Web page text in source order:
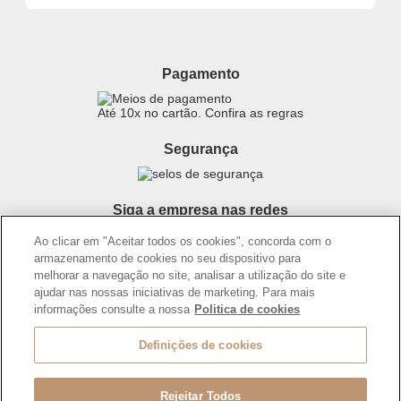
Preferências de Cookies
Consumidor.gov.br
Trocas e Devoluções
Carga Tributária
Produtos Masculinos
Teste do Tom de Base
Corpo e Banho
Encontre o Presente Ideal!
Beauty Week
Guia da Beleza Eudora
Pagamento
Até 10x no cartão. Confira as regras
Segurança
Siga a empresa nas redes
Os preços da loja online podem variar em relação as lojas físicas e
venda direta.
BOTICÁRIO PRODUTOS DE BELEZA LTDA.
Rodovia Régis Bitencourt, KM 437, Ribeirão Vermelho, Registro, SP,
Ao clicar em "Aceitar todos os cookies", concorda com o
armazenamento de cookies no seu dispositivo para
melhorar a navegação no site, analisar a utilização do site e
ajudar nas nossas iniciativas de marketing. Para mais
informações consulte a nossa Politica de cookies
Definições de cookies
Rejeitar Todos